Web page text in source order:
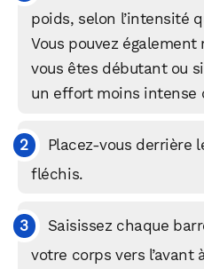
poids, selon l’intensité
Vous pouvez
vous êtes débutant ou
un effort moins intense
Placez-vous derrière
fléchis.
Saisissez chaque
votre corps vers l’avant